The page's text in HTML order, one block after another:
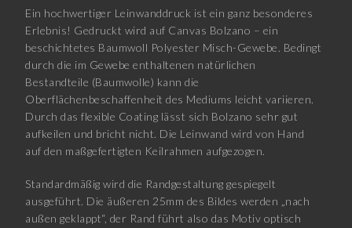
Ein hochwertiger Leinwanddruck ist ein ganz besonderes
Erlebnis! Gedruckt wird auf Canvas Bolzano – ein
beschichtetes Baumwoll Polyester Misch-Gewebe. Bedingt
durch die im Gewebe enthaltenen natürlichen
Bestandteile (Baumwolle) kann die
Oberflächenbeschaffenheit des Mediums leicht variieren.
Durch das flexible Coating lässt sich Bolzano sehr gut
aufkeilen und bricht nicht. Die Leinwand wird von Hand
auf den maßgefertigten Keilrahmen aufgezogen.
Standardmäßig wird die Randgestaltung gespiegelt
ausgeführt. Die äußeren 25mm des Bildes werden „nach
außen geklappt“, der Rand führt also das Motiv optisch